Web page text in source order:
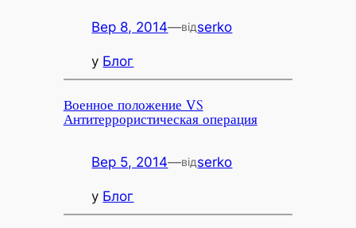
Вер 8, 2014—відserko
у Блог
Военное положение VS
Антитеррористическая операция
Вер 5, 2014—відserko
у Блог